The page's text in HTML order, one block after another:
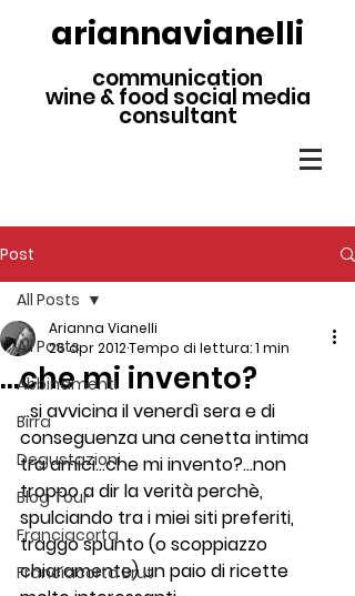
ariannavianelli
communication
wine & food social media
consultant
Post
All Posts
Abbinamenti
Birra
Degustazioni
Blog Tour
Franciacorta
Franciacorta Brut
All Posts
…che mi invento?
Arianna Vianelli
26 apr 2012Tempo di lettura: 1 min
…si avvicina il venerdì sera e di
conseguenza una cenetta intima
tra amici…che mi invento?…non
troppo a dir la verità perchè,
spulciando tra i miei siti preferiti,
traggo spunto (o scoppiazzo
chiaramente) un paio di ricette